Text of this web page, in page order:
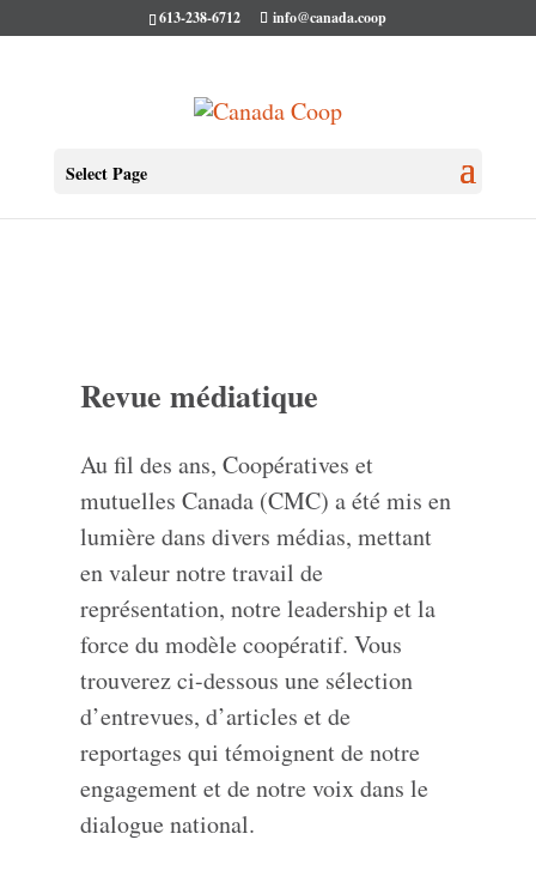
613-238-6712 info@canada.coop
Select Page
Revue médiatique
Au fil des ans, Coopératives et
mutuelles Canada (CMC) a été mis en
lumière dans divers médias, mettant
en valeur notre travail de
représentation, notre leadership et la
force du modèle coopératif. Vous
trouverez ci-dessous une sélection
d’entrevues, d’articles et de
reportages qui témoignent de notre
engagement et de notre voix dans le
dialogue national.